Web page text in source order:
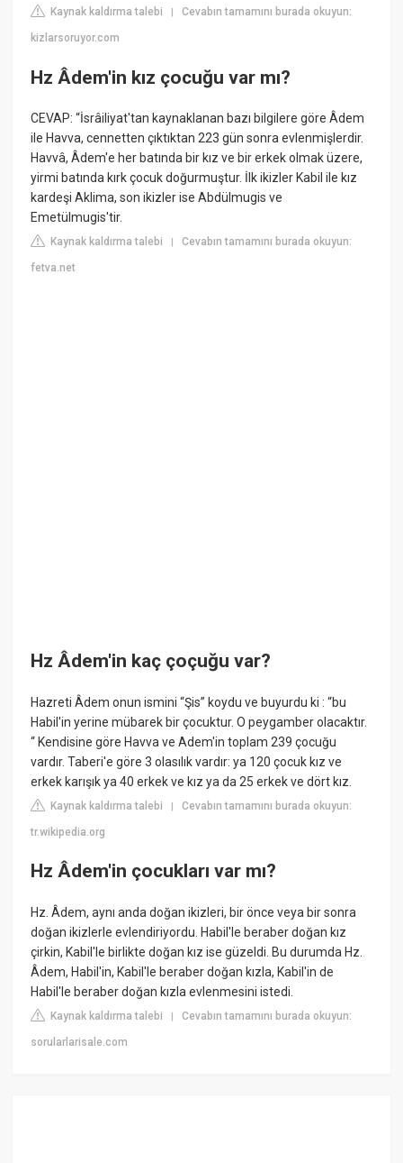
Kaynak kaldırma talebi |Cevabın tamamını burada okuyun:
kizlarsoruyor.com
Hz Âdem'in kız çocuğu var mı?
CEVAP: “İsrâiliyat'tan kaynaklanan bazı bilgilere göre Âdem
ile Havva, cennetten çıktıktan 223 gün sonra evlenmişlerdir.
Havvâ, Âdem'e her batında bir kız ve bir erkek olmak üzere,
yirmi batında kırk çocuk doğurmuştur. İlk ikizler Kabil ile kız
kardeşi Aklima, son ikizler ise Abdülmugis ve
Emetülmugis'tir.
Kaynak kaldırma talebi |Cevabın tamamını burada okuyun:
fetva.net
Hz Âdem'in kaç çoçuğu var?
Hazreti Âdem onun ismini “Şis” koydu ve buyurdu ki : “bu
Habil'in yerine mübarek bir çocuktur. O peygamber olacaktır.
“ Kendisine göre Havva ve Adem'in toplam 239 çocuğu
vardır. Taberi'e göre 3 olasılık vardır: ya 120 çocuk kız ve
erkek karışık ya 40 erkek ve kız ya da 25 erkek ve dört kız.
Kaynak kaldırma talebi |Cevabın tamamını burada okuyun:
tr.wikipedia.org
Hz Âdem'in çocukları var mı?
Hz. Âdem, aynı anda doğan ikizleri, bir önce veya bir sonra
doğan ikizlerle evlendiriyordu. Habil'le beraber doğan kız
çirkin, Kabil'le birlikte doğan kız ise güzeldi. Bu durumda Hz.
Âdem, Habil'in, Kabil'le beraber doğan kızla, Kabil'in de
Habil'le beraber doğan kızla evlenmesini istedi.
Kaynak kaldırma talebi |Cevabın tamamını burada okuyun:
sorularlarisale.com